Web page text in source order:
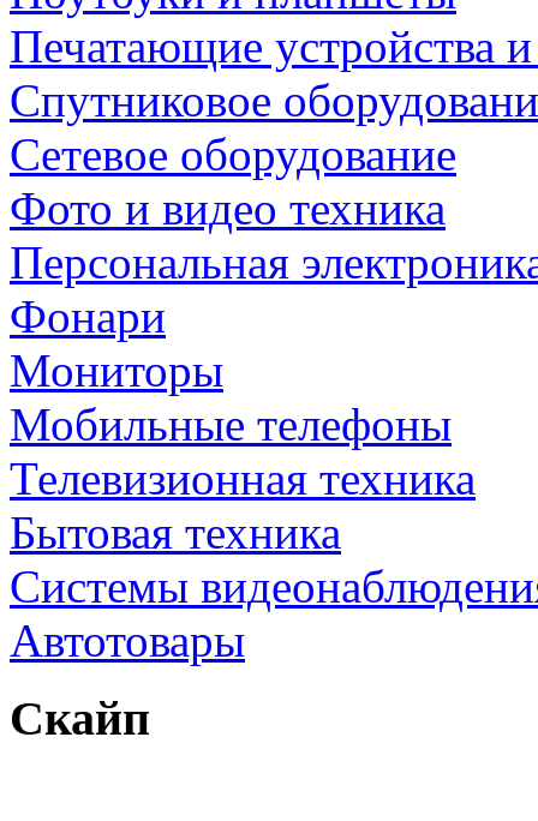
Печатающие устройства
Спутниковое
Сетевое оборудование
Фото и видео техника
Персональная
Фонари
Мониторы
Мобильные телефоны
Телевизионная техника
Бытовая техника
Cистемы
Автотовары
Скайп